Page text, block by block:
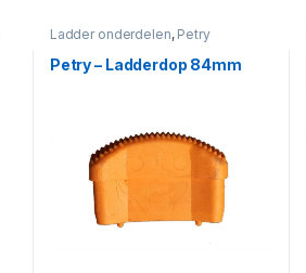
Ladder onderdelen, Petry
Petry – Ladderdop 84mm